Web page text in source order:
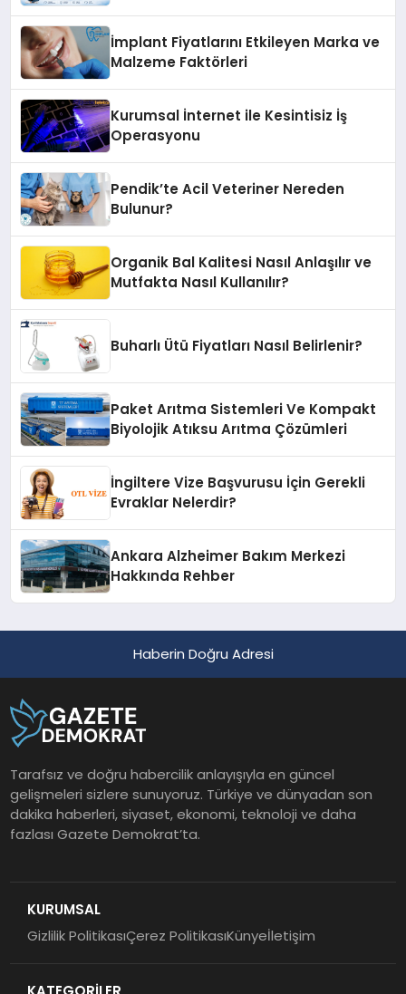
İmplant Fiyatlarını Etkileyen Marka ve
Malzeme Faktörleri
Kurumsal İnternet ile Kesintisiz İş
Operasyonu
Pendik’te Acil Veteriner Nereden
Bulunur?
Organik Bal Kalitesi Nasıl Anlaşılır ve
Mutfakta Nasıl Kullanılır?
Buharlı Ütü Fiyatları Nasıl Belirlenir?
Paket Arıtma Sistemleri Ve Kompakt
Biyolojik Atıksu Arıtma Çözümleri
İngiltere Vize Başvurusu İçin Gerekli
Evraklar Nelerdir?
Ankara Alzheimer Bakım Merkezi
Hakkında Rehber
Haberin Doğru Adresi
Tarafsız ve doğru habercilik anlayışıyla en güncel
gelişmeleri sizlere sunuyoruz. Türkiye ve dünyadan son
dakika haberleri, siyaset, ekonomi, teknoloji ve daha
fazlası Gazete Demokrat’ta.
KURUMSAL
Gizlilik PolitikasıÇerez PolitikasıKünyeİletişim